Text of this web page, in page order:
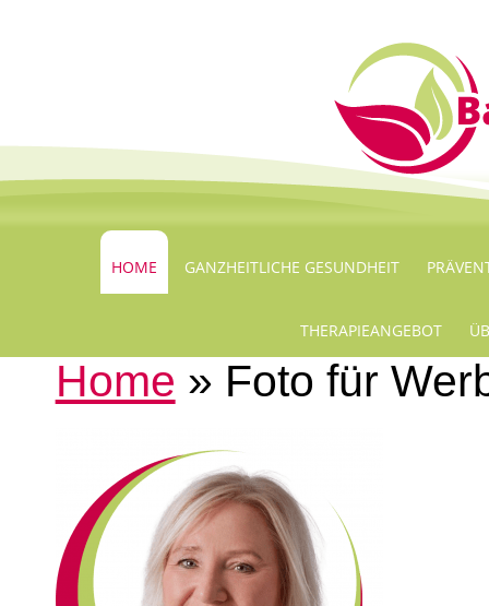
HOME GANZHEITLICHE GESUNDHEIT
THERAPIEANGEBOT
Home » Foto für